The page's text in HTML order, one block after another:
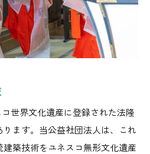
世界文化遺産に登録された法隆
ます。当公益社団法人は、これ
建築技術をユネスコ無形文化遺産